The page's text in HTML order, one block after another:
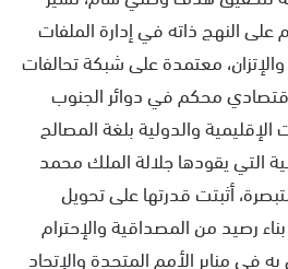
على النهج ذاته في إدارة الملفات
معتمدة على شبكة تحالفات
محكم في دوائر الجنوب
والدولية بلغة المصالح
التي يقودها جلالة الملك محمد
أثبتت قدرتها على تحويل
رصيد من المصداقية والإحترام
منابر الأمم المتحدة والإتحاد